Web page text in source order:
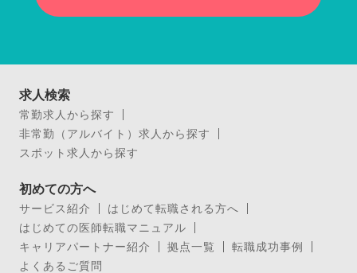
求人検索
常勤求人から探す
非常勤（アルバイト）求人から探す
スポット求人から探す
初めての方へ
サービス紹介
はじめて転職される方へ
はじめての医師転職マニュアル
キャリアパートナー紹介
拠点一覧
転職成功事例
よくあるご質問